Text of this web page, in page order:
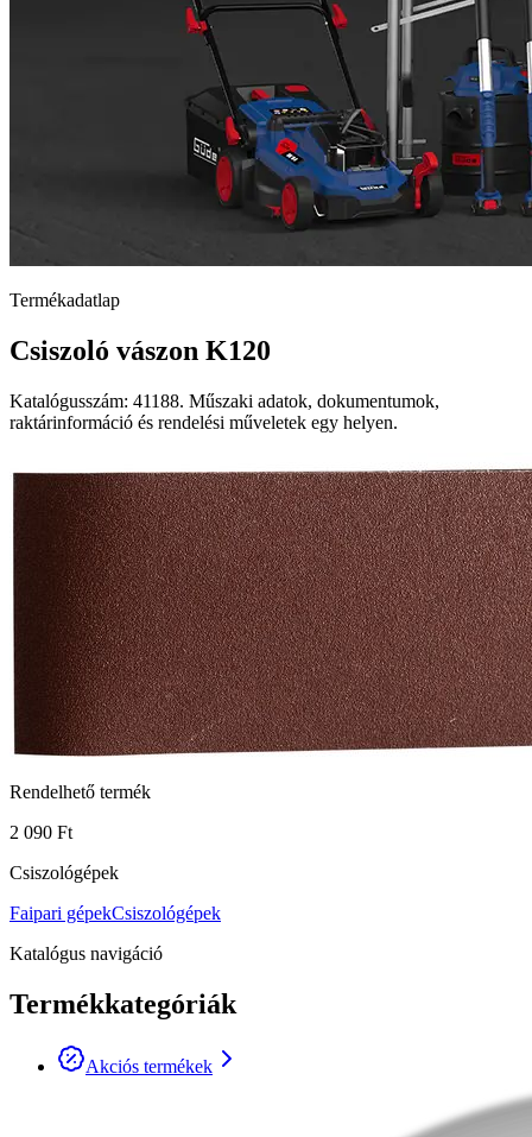
Termékadatlap
Csiszoló vászon K120
Katalógusszám: 41188. Műszaki adatok, dokumentumok,
raktárinformáció és rendelési műveletek egy helyen.
Rendelhető termék
2 090 Ft
Csiszológépek
Faipari gépekCsiszológépek
Katalógus navigáció
Termékkategóriák
Akciós termékek